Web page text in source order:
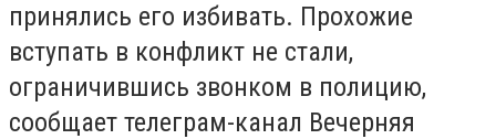
принялись его избивать. Прохожие
вступать в конфликт не стали,
ограничившись звонком в полицию,
сообщает телеграм-канал Вечерняя